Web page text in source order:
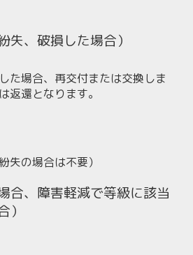
失、破損した場合）
た場合、再交付または交換しま
返還となります。
失の場合は不要）
合、障害軽減で等級に該当
）